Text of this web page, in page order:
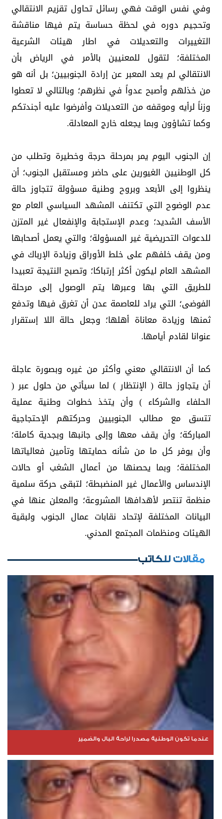
وفي نفس الوقت فهي رسائل تحاول تقزيم الانتقالي
وتحجيم دوره في لحظة حساسة يتم فيها مناقشة
التغييرات والتعديلات في اطار هيئات الشرعية
المختلفة؛ لتقول للمعنيين بالأمر في الرياض بأن
الانتقالي لم يعد المعبر عن إرادة الجنوبيين؛ بل أنه هو
من خذلهم وأصبح عدواً في نظرهم؛ وبالتالي لا تعطوا
وزناً لرأيه وموقفه من التعديلات وأفرضوا عليه أجندتكم
وكما تشاؤون وبما يجعله خارج المعادلة.
إن الجنوب اليوم يمر بمرحلة حرجة وخطيرة وتطلب من
كل الوطنيين الغيورين على حاضر ومستقبل الجنوب؛ أن
ينظروا إلى الأبعد وبروح وطنية مسؤولة تتجاوز حالة
عدم الوضوح التي تكتنف المشهد السياسي العام مع
الأسف الشديد؛ وعدم الإستجابة والإنفعال غير المتزن
للدعوات التحريضية غير المسؤولة؛ والتي يعمل أصحابها
ومن يقف خلفهم على خلط الأوراق وزيادة الإرباك في
المشهد العام ليكون أكثر إرتباكا؛ وتصبح النتيجة تعبيدا
للطريق التي بها وعبرها يتم الوصول إلى مرحلة
الفوضى؛ التي يراد للعاصمة عدن أن تغرق فيها وتدفع
ثمنها وزيادة معاناة أهلها؛ وجعل حالة اللا إستقرار
عنوانا لقادم أيامها.
كما أن الانتقالي معني وأكثر من غيره وبصورة عاجلة
أن يتجاوز حالة ( الإنتظار ) لما سيأتي من حلول عبر (
الحلفاء والشركاء ) وأن يتخذ خطوات وطنية عملية
تتسق مع مطالب الجنوبيين وحركتهم الإحتجاجية
المباركة؛ وأن يقف معها وإلى جانبها وبجدية كاملة؛
وأن يوفر كل ما من شأنه حمايتها وتأمين فعالياتها
المختلفة؛ وبما يحصنها من أعمال الشغب أو حالات
الإندساس والأعمال غير المنضبطة؛ لتبقى حركة سلمية
منظمة تنتصر لأهدافها المشروعة؛ والمعلن عنها في
البيانات المختلفة لإتحاد نقابات عمال الجنوب ولبقية
الهيئات ومنظمات المجتمع المدني.
مقالات للكاتب
عندما تكون الوطنية مصدرا لراحة البال والضمير